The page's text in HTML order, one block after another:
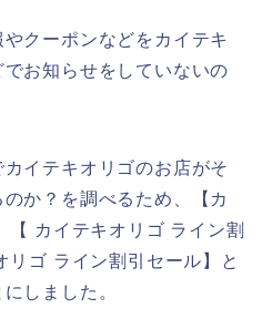
クーポンなどをカイテキ
お知らせをしていないの
イテキオリゴのお店がそ
か？を調べるため、【カ
【 カイテキオリゴ ライン割
リゴ ライン割引セール】と
しました。